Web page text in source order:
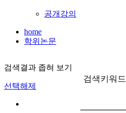
공개강의
home
학위논문
검색결과 좁혀 보기
선택해제
검색키워드